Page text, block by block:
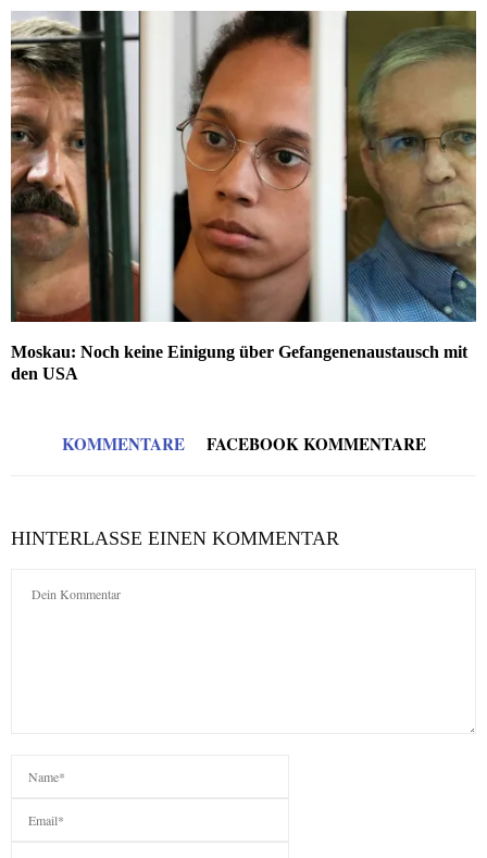
Moskau: Noch keine Einigung über Gefangenenaustausch mit
den USA
KOMMENTARE FACEBOOK KOMMENTARE
HINTERLASSE EINEN KOMMENTAR